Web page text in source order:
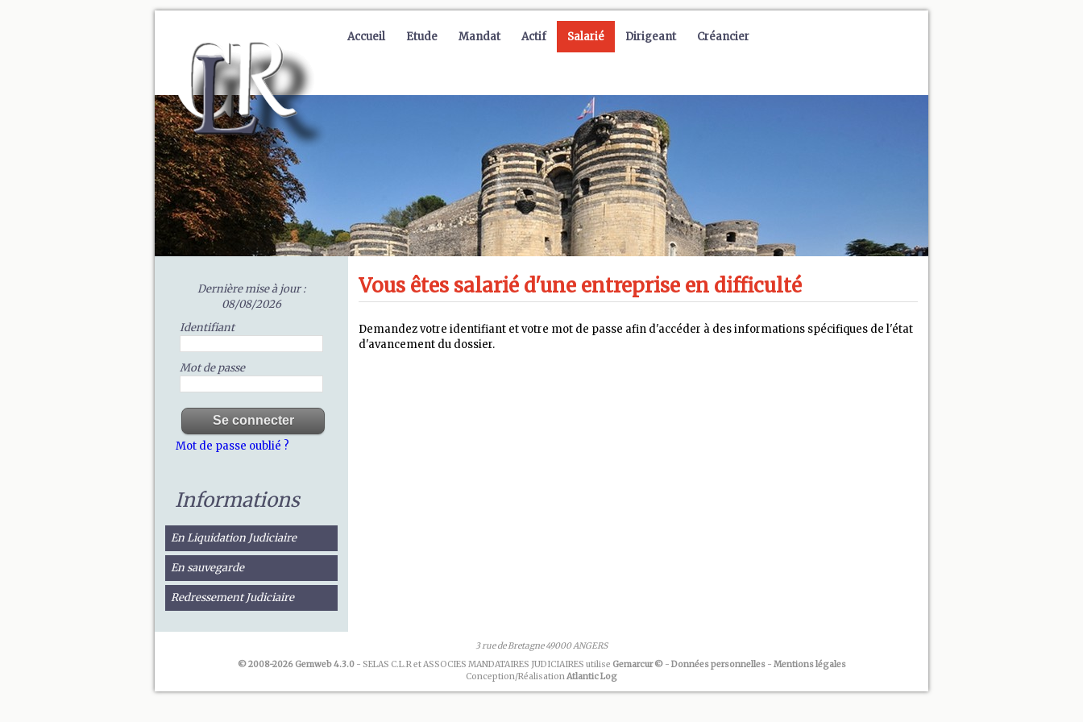
Accueil Etude Mandat Actif Salarié Dirigeant Créancier
Dernière mise à jour :
08/08/2026
Identifiant
Mot de passe
Mot de passe oublié ?
Informations
En Liquidation Judiciaire
En sauvegarde
Redressement Judiciaire
Vous êtes salarié d'une entreprise en difficulté
Demandez votre identifiant et votre mot de passe afin d'accéder à des informations spécifiques de l'état
d'avancement du dossier.
3 rue de Bretagne 49000 ANGERS
© 2008-2026 Gemweb 4.3.0- SELAS C.L.R et ASSOCIES MANDATAIRES JUDICIAIRES utilise Gemarcur ©- Données personnelles- Mentions légales
Conception/RéalisationAtlantic Log